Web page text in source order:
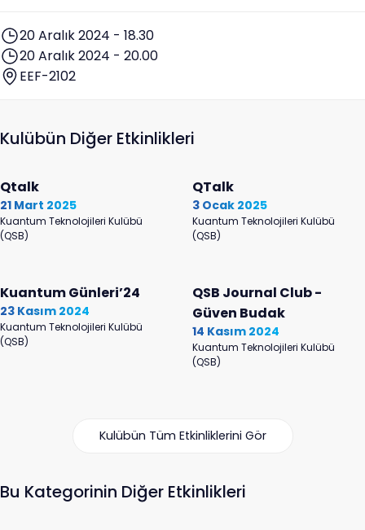
20 Aralık 2024 - 18.30
20 Aralık 2024 - 20.00
EEF-2102
Kulübün Diğer Etkinlikleri
Qtalk
21 Mart 2025
Kuantum Teknolojileri Kulübü
(QSB)
QTalk
3 Ocak 2025
Kuantum Teknolojileri Kulübü
(QSB)
Kuantum Günleri’24
23 Kasım 2024
Kuantum Teknolojileri Kulübü
(QSB)
QSB Journal Club -
Güven Budak
14 Kasım 2024
Kuantum Teknolojileri Kulübü
(QSB)
Kulübün Tüm Etkinliklerini Gör
Bu Kategorinin Diğer Etkinlikleri